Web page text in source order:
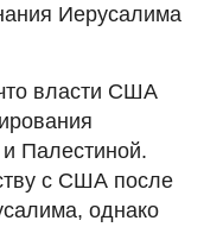
Иерусалима
власти США
Палестиной.
с США после
однако